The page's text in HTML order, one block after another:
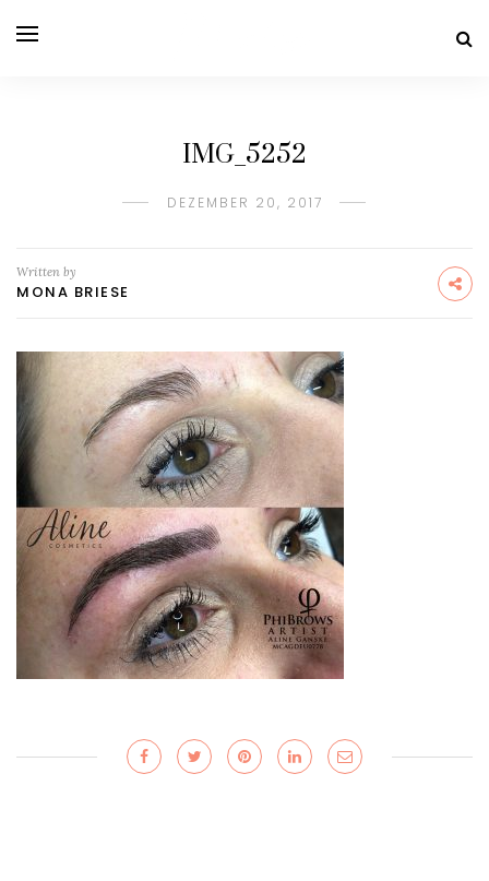
IMG_5252
DEZEMBER 20, 2017
Written by
MONA BRIESE